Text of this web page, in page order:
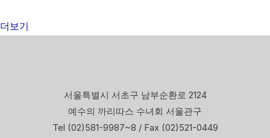
더보기
서울특별시 서초구 남부순환로 2124
예수의 까리따스 수녀회 서울관구
Tel (02)581-9987~8 / Fax (02)521-0449